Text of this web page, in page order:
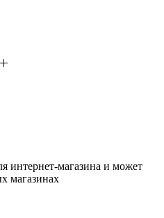
интернет-магазина и может
магазинах